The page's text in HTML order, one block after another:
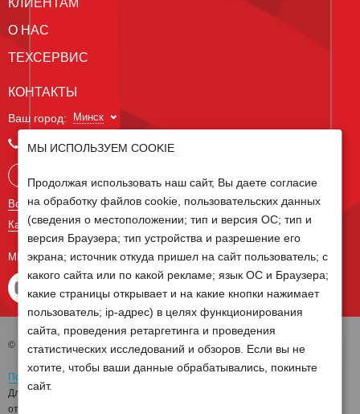
КЛИЕНТАМ
О НАС
ТЕХСЕРВИС
КОНТАКТЫ
Ваш город: Минск
+375 29 238 97 34
Все контакты
Карта сайта
МЫ В СОЦ СЕТЯХ
© 2026 Группа компаний Белагро
Политика обработки персональных данных
Для отзыва согласия на обработку персональных данных необходимо
отправить письмо на электронную почту
МЫ ИСПОЛЬЗУЕМ COOKIE
Продолжая использовать наш сайт, Вы даете согласие
на обработку файлов cookie, пользовательских данных
(сведения о местоположении; тип и версия ОС; тип и
версия Браузера; тип устройства и разрешение его
экрана; источник откуда пришел на сайт пользователь; с
какого сайта или по какой рекламе; язык ОС и Браузера;
какие страницы открывает и на какие кнопки нажимает
пользователь; ip-адрес) в целях функционирования
сайта, проведения ретаргетинга и проведения
статистических исследований и обзоров. Если вы не
хотите, чтобы ваши данные обрабатывались, покиньте
сайт.